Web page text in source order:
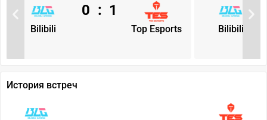
Bilibili Top Esports
0 : 1
Bilibili
История встреч